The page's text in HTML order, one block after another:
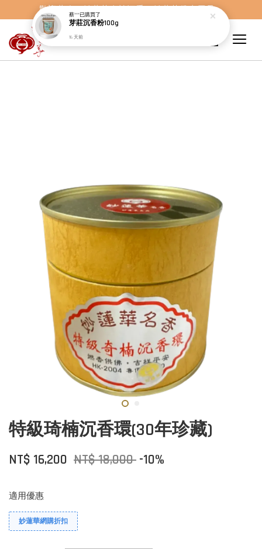
歡迎蒞臨，妙蓮華奇楠沉香，妙蓮華佛事用品。
特級琦楠沉香環(30年珍藏)
NT$ 16,200 NT$ 18,000 -10%
適用優惠
妙蓮華網購折扣
蔡***已購買了
芽莊沉香粉100g
16 天前